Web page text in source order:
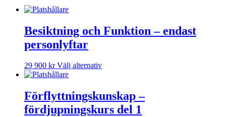
Besiktning och Funktion – endast
personlyftar
29 900 kr Välj alternativ
Förflyttningskunskap –
fördjupningskurs del 1